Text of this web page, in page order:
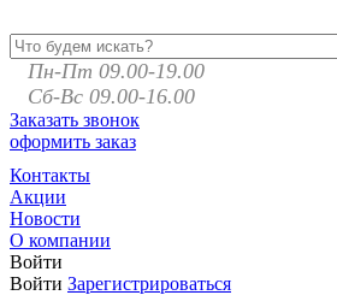
Пн-Пт 09.00-19.00
Сб-Вс 09.00-16.00
Заказать звонок
оформить заказ
Контакты
Акции
Новости
О компании
Войти
Войти Зарегистрироваться